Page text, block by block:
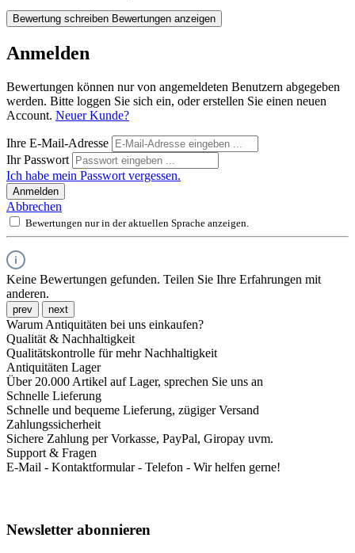
Bewertung schreiben Bewertungen anzeigen
Anmelden
Bewertungen können nur von angemeldeten Benutzern abgegeben
werden. Bitte loggen Sie sich ein, oder erstellen Sie einen neuen
Account. Neuer Kunde?
Ihre E-Mail-Adresse
Ihr Passwort
Ich habe mein Passwort vergessen.
Anmelden
Abbrechen
Bewertungen nur in der aktuellen Sprache anzeigen.
Keine Bewertungen gefunden. Teilen Sie Ihre Erfahrungen mit
anderen.
prev next
Warum Antiquitäten bei uns einkaufen?
Qualität & Nachhaltigkeit
Qualitätskontrolle für mehr Nachhaltigkeit
Antiquitäten Lager
Über 20.000 Artikel auf Lager, sprechen Sie uns an
Schnelle Lieferung
Schnelle und bequeme Lieferung, zügiger Versand
Zahlungssicherheit
Sichere Zahlung per Vorkasse, PayPal, Giropay uvm.
Support & Fragen
E-Mail - Kontaktformular - Telefon - Wir helfen gerne!
Newsletter abonnieren